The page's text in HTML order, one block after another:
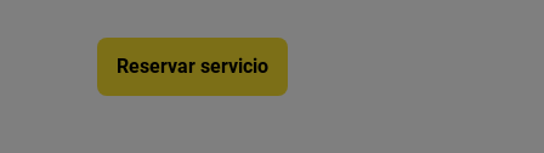
Reservar servicio